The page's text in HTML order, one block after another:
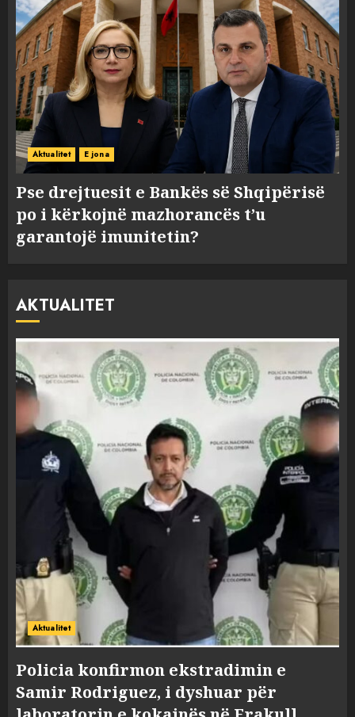
Aktualitet E jona
Pse drejtuesit e Bankës së Shqipërisë
po i kërkojnë mazhorancës t’u
garantojë imunitetin?
AKTUALITET
Aktualitet
Policia konfirmon ekstradimin e
Samir Rodriguez, i dyshuar për